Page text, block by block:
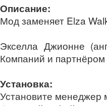
Описание:
Мод заменяет Elza
Экселла Джионне
Компаний и
Установка:
Установите менеджер